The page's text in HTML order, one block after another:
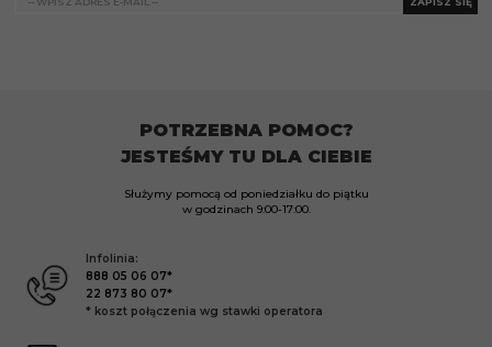
POTRZEBNA POMOC?
JESTEŚMY TU DLA CIEBIE
Służymy pomocą od poniedziałku do piątku
w godzinach 9:00-17:00.
Infolinia:
888 05 06 07*
22 873 80 07*
* koszt połączenia wg stawki operatora